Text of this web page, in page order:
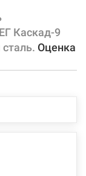
комплектация
За
ответственности
Каскад-9
Оценка